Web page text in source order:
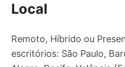
Local
Remoto, Híbrido ou
escritórios: São Paulo,